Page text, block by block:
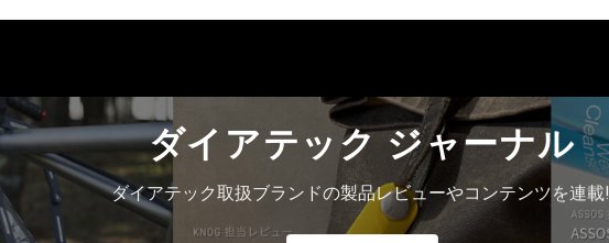
ダイアテック ジャーナル
ダイアテック取扱ブランドの製品レビューやコンテンツを連載